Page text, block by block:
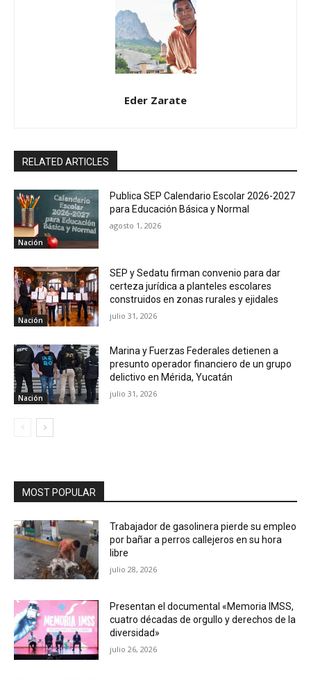
Eder Zarate
RELATED ARTICLES
Nación
Publica SEP Calendario Escolar 2026-2027
para Educación Básica y Normal
agosto 1, 2026
Nación
SEP y Sedatu firman convenio para dar
certeza jurídica a planteles escolares
construidos en zonas rurales y ejidales
julio 31, 2026
Nación
Marina y Fuerzas Federales detienen a
presunto operador financiero de un grupo
delictivo en Mérida, Yucatán
julio 31, 2026
MOST POPULAR
Trabajador de gasolinera pierde su empleo
por bañar a perros callejeros en su hora
libre
julio 28, 2026
Presentan el documental «Memoria IMSS,
cuatro décadas de orgullo y derechos de la
diversidad»
julio 26, 2026